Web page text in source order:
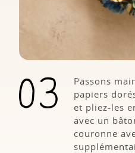
Passons
papiers
et pliez-les
avec un
couronne